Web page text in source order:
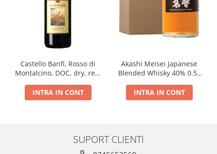
Castello Banfi, Rosso di
Montalcino, DOC, dry, red,
INTRA IN CONT
Akashi Meisei Japanese
Blended Whisky 40% 0.5L
INTRA IN CONT
SUPORT CLIENTI